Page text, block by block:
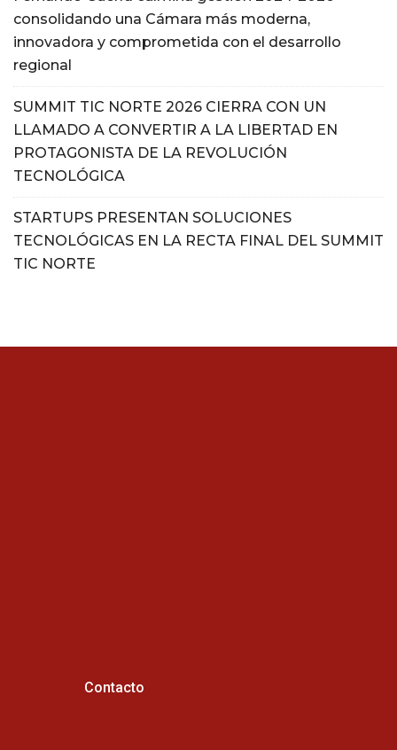
consolidando una Cámara más moderna,
innovadora y comprometida con el desarrollo
regional
SUMMIT TIC NORTE 2026 CIERRA CON UN
LLAMADO A CONVERTIR A LA LIBERTAD EN
PROTAGONISTA DE LA REVOLUCIÓN
TECNOLÓGICA
STARTUPS PRESENTAN SOLUCIONES
TECNOLÓGICAS EN LA RECTA FINAL DEL SUMMIT
TIC NORTE
Contacto